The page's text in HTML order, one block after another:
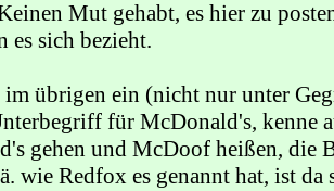
Mut gehabt, es hier zu
es sich bezieht.
übrigen ein (nicht nur unter
für McDonald's, kenne
gehen und McDoof heißen, die
wie Redfox es genannt hat, ist da